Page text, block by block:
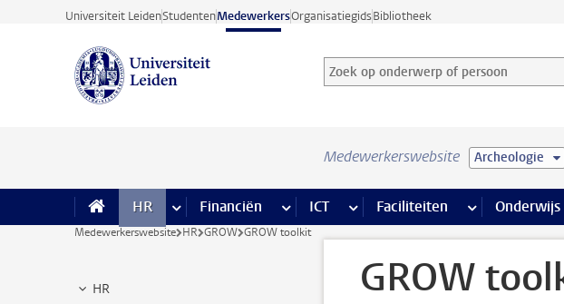
Ga direct naar de inhoud
Universiteit LeidenStudentenMedewerkersOrganisatiegidsBibliotheek
Zoek op onderwerp of persoon en
Zoekterm
Medewerkerswebsite Archeologie
HR meer HR pagina’s
Financiën meer Financiën pagina’s
ICT meer ICT pagina’s
Faciliteiten meerOnderwijs
Medewerkerswebsite HR GROW GROW toolkit
HR
GROW